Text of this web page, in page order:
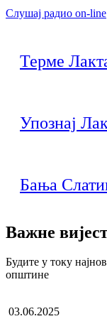
Слушај радио on-line
Терме
Упознај
Бања
Важне
Будите у току
општине
03.06.2025